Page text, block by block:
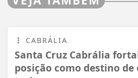
CABRÁLIA
Santa Cruz Cabrália
posição como destino de